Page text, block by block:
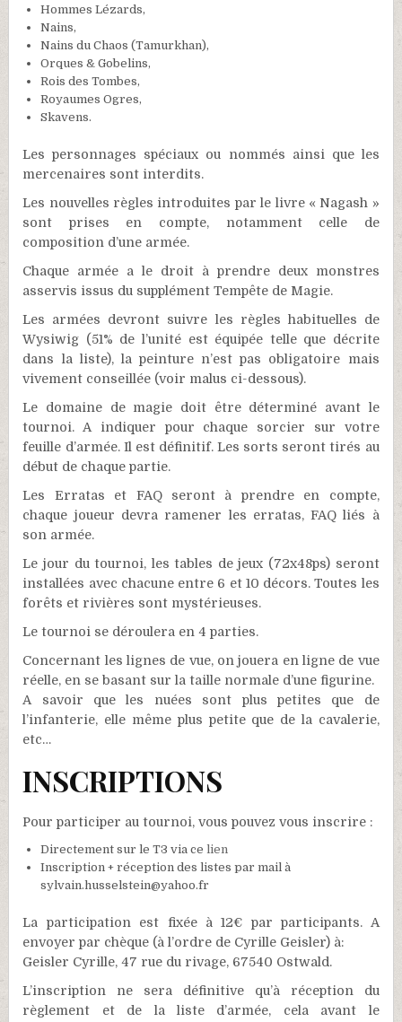
Hommes Lézards,
Nains,
Nains du Chaos (Tamurkhan),
Orques & Gobelins,
Rois des Tombes,
Royaumes Ogres,
Skavens.
Les personnages spéciaux ou nommés ainsi que les
mercenaires sont interdits.
Les nouvelles règles introduites par le livre « Nagash »
sont prises en compte, notamment celle de
composition d’une armée.
Chaque armée a le droit à prendre deux monstres
asservis issus du supplément Tempête de Magie.
Les armées devront suivre les règles habituelles de
Wysiwig (51% de l’unité est équipée telle que décrite
dans la liste), la peinture n’est pas obligatoire mais
vivement conseillée (voir malus ci-dessous).
Le domaine de magie doit être déterminé avant le
tournoi. A indiquer pour chaque sorcier sur votre
feuille d’armée. Il est définitif. Les sorts seront tirés au
début de chaque partie.
Les Erratas et FAQ seront à prendre en compte,
chaque joueur devra ramener les erratas, FAQ liés à
son armée.
Le jour du tournoi, les tables de jeux (72x48ps) seront
installées avec chacune entre 6 et 10 décors. Toutes les
forêts et rivières sont mystérieuses.
Le tournoi se déroulera en 4 parties.
Concernant les lignes de vue, on jouera en ligne de vue
réelle, en se basant sur la taille normale d’une figurine.
A savoir que les nuées sont plus petites que de
l’infanterie, elle même plus petite que de la cavalerie,
etc…
INSCRIPTIONS
Pour participer au tournoi, vous pouvez vous inscrire :
Directement sur le T3 via celien
Inscription + réception des listes par mail à
sylvain.husselstein@yahoo.fr
La participation est fixée à 12€ par participants. A
envoyer par chèque (à l’ordre de Cyrille Geisler) à:
Geisler Cyrille, 47 rue du rivage, 67540 Ostwald.
L’inscription ne sera définitive qu’à réception du
règlement et de la liste d’armée, cela avant le